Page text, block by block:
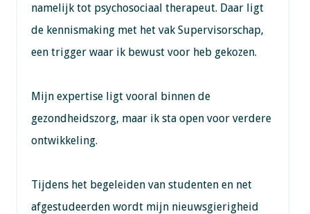
namelijk tot psychosociaal therapeut. Daar ligt
de kennismaking met het vak Supervisorschap,
een trigger waar ik bewust voor heb gekozen.
Mijn expertise ligt vooral binnen de
gezondheidszorg, maar ik sta open voor verdere
ontwikkeling.
Tijdens het begeleiden van studenten en net
afgestudeerden wordt mijn nieuwsgierigheid